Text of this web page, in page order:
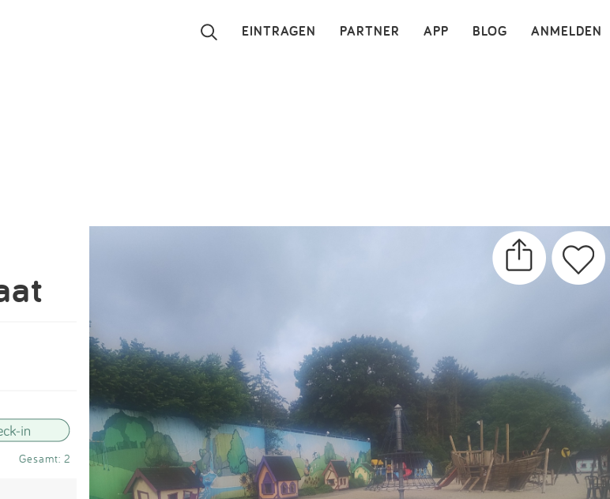
ANMELDEN
BLOG
APP
PARTNER
EINTRAGEN ×
Blog
Kontakt
Impressum
Anmelden
Gesamt: 2